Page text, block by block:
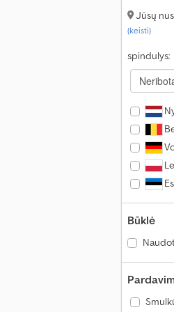
Jūsų
(keisti)
spindulys:
Būklė
Van Hool Dviaukštė